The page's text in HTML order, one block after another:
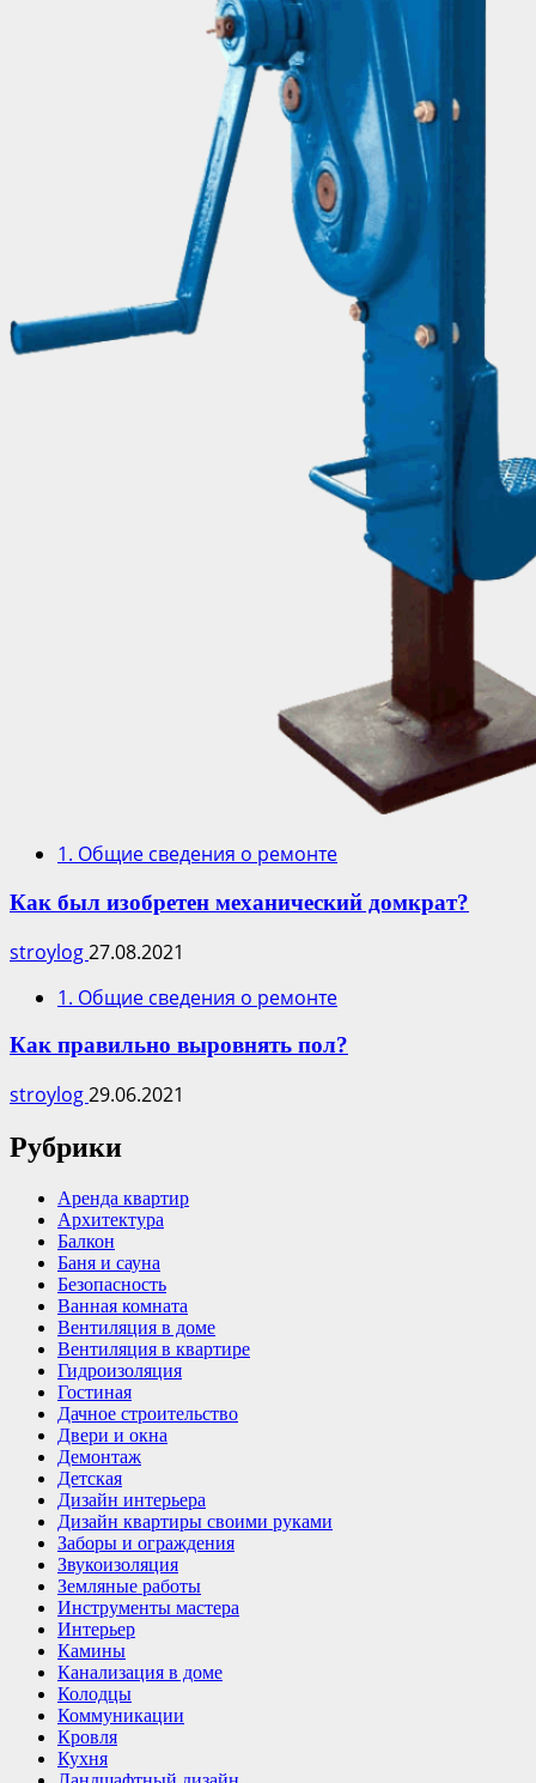
1. Общие сведения о ремонте
Как был изобретен механический домкрат?
stroylog27.08.2021
1. Общие сведения о ремонте
Как правильно выровнять пол?
stroylog29.06.2021
Рубрики
Аренда квартир
Архитектура
Балкон
Баня и сауна
Безопасность
Ванная комната
Вентиляция в доме
Вентиляция в квартире
Гидроизоляция
Гостиная
Дачное строительство
Двери и окна
Демонтаж
Детская
Дизайн интерьера
Дизайн квартиры своими руками
Заборы и ограждения
Звукоизоляция
Земляные работы
Инструменты мастера
Интерьер
Камины
Канализация в доме
Колодцы
Коммуникации
Кровля
Кухня